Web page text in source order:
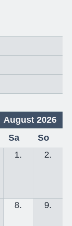
August 2026
Sa
So
1.
2.
8. 9.